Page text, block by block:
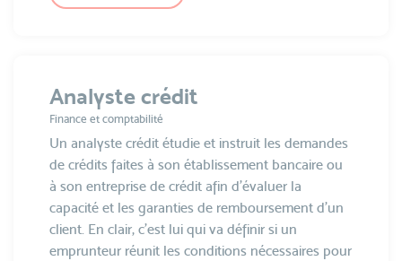
Analyste crédit
Finance et comptabilité
Un analyste crédit étudie et instruit les demandes
de crédits faites à son établissement bancaire ou
à son entreprise de crédit afin d’évaluer la
capacité et les garanties de remboursement d’un
client. En clair, c’est lui qui va définir si un
emprunteur réunit les conditions nécessaires pour